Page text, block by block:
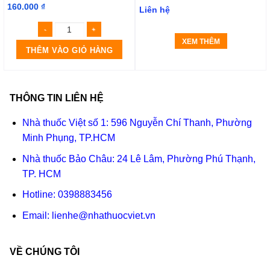
160.000 ₫
THÊM VÀO GIỎ HÀNG
Liên hệ
XEM THÊM
THÔNG TIN LIÊN HỆ
Nhà thuốc Việt số 1: 596 Nguyễn Chí Thanh, Phường
Minh Phụng, TP.HCM
Nhà thuốc Bảo Châu: 24 Lê Lâm, Phường Phú Thạnh,
TP. HCM
Hotline: 0398883456
Email: lienhe@nhathuocviet.vn
VỀ CHÚNG TÔI